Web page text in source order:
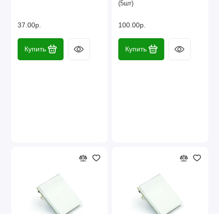
37.00р.
Купить
(5шт)
100.00р.
Купить